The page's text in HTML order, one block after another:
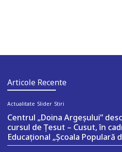
Articole Recente
Actualitate Slider Stiri
Centrul „Doina Argeșului”
cursul de Țesut – Cusut, în
Educațional „Școala Populară